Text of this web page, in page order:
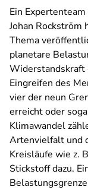
Ein
Johan
Thema
planetare
Widerstandskraft
Eingreifen des
vier der neun
erreicht oder
Klimawandel
Artenvielfalt und
Kreisläufe wie z.
Stickstoff dazu.